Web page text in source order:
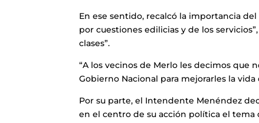
En ese sentido, recalcó la importancia
por cuestiones edilicias y de los
clases”.
“A los vecinos de Merlo les decimos que
Gobierno Nacional para mejorarles la
Por su parte, el Intendente Menéndez
en el centro de su acción política el tema